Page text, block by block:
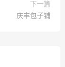
下一篇
庆丰包子铺